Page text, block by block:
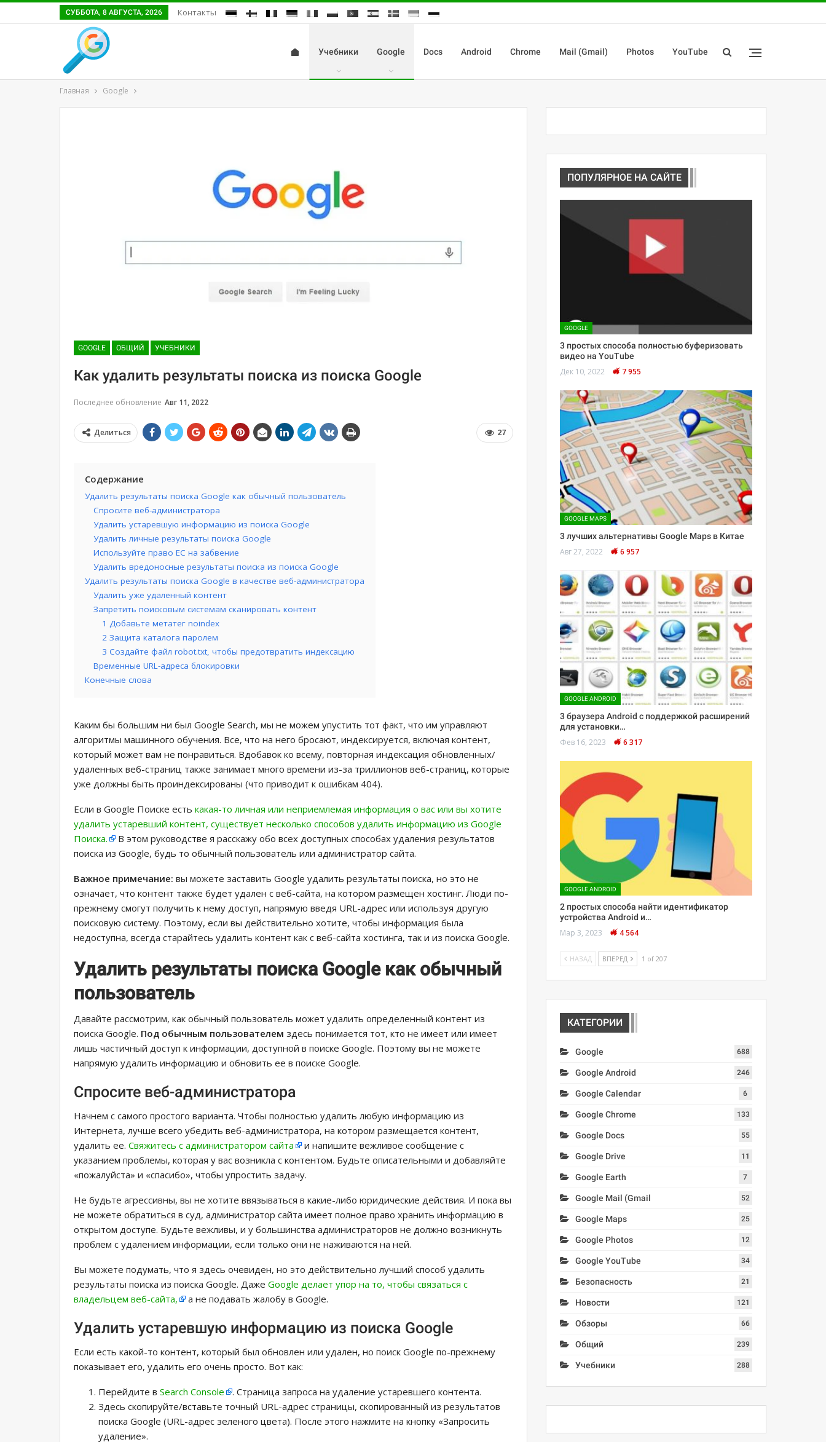
СУББОТА, 8 АВГУСТА, 2026 Контакты
Учебники Google Docs Android Chrome Mail (Gmail) Photos YouTube
Главная Google
GOOGLE ОБЩИЙ УЧЕБНИКИ
Как удалить результаты поиска из поиска Google
Последнее обновление Авг 11, 2022
27
Делиться
Содержание
Удалить результаты поиска Google как обычный пользователь
Спросите веб-администратора
Удалить устаревшую информацию из поиска Google
Удалить личные результаты поиска Google
Используйте право ЕС на забвение
Удалить вредоносные результаты поиска из поиска Google
Удалить результаты поиска Google в качестве веб-администратора
Удалить уже удаленный контент
Запретить поисковым системам сканировать контент
1 Добавьте метатег noindex
2 Защита каталога паролем
3 Создайте файл robot.txt, чтобы предотвратить индексацию
Временные URL-адреса блокировки
Конечные слова
Каким бы большим ни был Google Search, мы не можем упустить тот факт, что им управляют
алгоритмы машинного обучения. Все, что на него бросают, индексируется, включая контент,
который может вам не понравиться. Вдобавок ко всему, повторная индексация обновленных/
удаленных веб-страниц также занимает много времени из-за триллионов веб-страниц, которые
уже должны быть проиндексированы (что приводит к ошибкам 404).
Если в Google Поиске есть какая-то личная или неприемлемая информация о вас или вы хотите
удалить устаревший контент, существует несколько способов удалить информацию из Google
Поиска.
В этом руководстве я расскажу обо всех доступных способах удаления результатов
поиска из Google, будь то обычный пользователь или администратор сайта.
Важное примечание: вы можете заставить Google удалить результаты поиска, но это не
означает, что контент также будет удален с веб-сайта, на котором размещен хостинг. Люди по-
прежнему смогут получить к нему доступ, напрямую введя URL-адрес или используя другую
поисковую систему. Поэтому, если вы действительно хотите, чтобы информация была
недоступна, всегда старайтесь удалить контент как с веб-сайта хостинга, так и из поиска Google.
Удалить результаты поиска Google как обычный
пользователь
Давайте рассмотрим, как обычный пользователь может удалить определенный контент из
поиска Google. Под обычным пользователем здесь понимается тот, кто не имеет или имеет
лишь частичный доступ к информации, доступной в поиске Google. Поэтому вы не можете
напрямую удалить информацию и обновить ее в поиске Google.
Спросите веб-администратора
Начнем с самого простого варианта. Чтобы полностью удалить любую информацию из
Интернета, лучше всего убедить веб-администратора, на котором размещается контент,
удалить ее. Свяжитесь с администратором сайта
и напишите вежливое сообщение с
указанием проблемы, которая у вас возникла с контентом. Будьте описательными и добавляйте
«пожалуйста» и «спасибо», чтобы упростить задачу.
Не будьте агрессивны, вы не хотите ввязываться в какие-либо юридические действия. И пока вы
не можете обратиться в суд, администратор сайта имеет полное право хранить информацию в
открытом доступе. Будьте вежливы, и у большинства администраторов не должно возникнуть
проблем с удалением информации, если только они не наживаются на ней.
Вы можете подумать, что я здесь очевиден, но это действительно лучший способ удалить
результаты поиска из поиска Google. Даже Google делает упор на то, чтобы связаться с
владельцем веб-сайта,
а не подавать жалобу в Google.
Удалить устаревшую информацию из поиска Google
Если есть какой-то контент, который был обновлен или удален, но поиск Google по-прежнему
показывает его, удалить его очень просто. Вот как:
Перейдите в Search Console
. Страница запроса на удаление устаревшего контента.
Здесь скопируйте/вставьте точный URL-адрес страницы, скопированный из результатов
поиска Google (URL-адрес зеленого цвета). После этого нажмите на кнопку «Запросить
удаление».
ПОПУЛЯРНОЕ НА САЙТЕ
GOOGLE
3 простых способа полностью буферизовать
видео на YouTube
Дек 10, 2022 7 955
GOOGLE MAPS
3 лучших альтернативы Google Maps в Китае
Авг 27, 2022 6 957
GOOGLE ANDROID
3 браузера Android с поддержкой расширений
для установки…
Фев 16, 2023 6 317
GOOGLE ANDROID
2 простых способа найти идентификатор
устройства Android и…
Мар 3, 2023 4 564
НАЗАД ВПЕРЕД 1 of 207
КАТЕГОРИИ
Google 688
Google Android 246
Google Calendar 6
Google Chrome 133
Google Docs 55
Google Drive 11
Google Earth 7
Google Mail (Gmail 52
Google Maps 25
Google Photos 12
Google YouTube 34
Безопасность 21
Новости 121
Обзоры 66
Общий 239
Учебники 288